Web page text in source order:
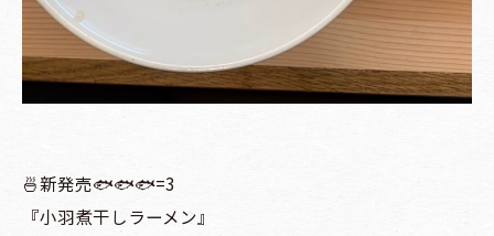
🍜新発売🐟🐟🐟=3
『小羽煮干しラーメン』